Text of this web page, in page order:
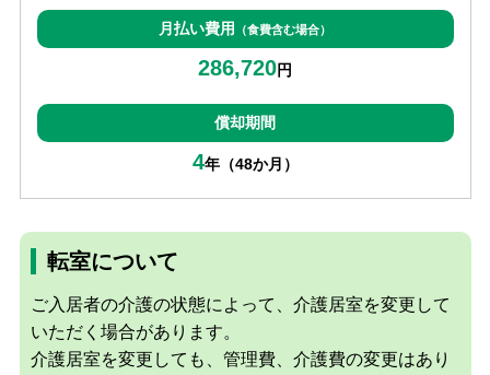
月払い費用 （食費含む場合）
286,720円
償却期間
4年（48か月）
転室について
ご入居者の介護の状態によって、介護居室を変更して
いただく場合があります。
介護居室を変更しても、管理費、介護費の変更はあり